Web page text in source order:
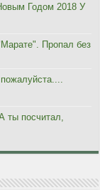
Годом 2018 У
Пропал без
ты посчитал,